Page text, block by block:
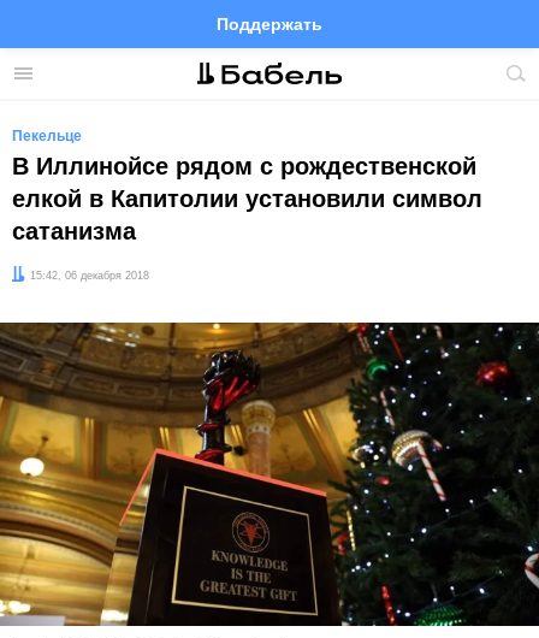
Меню
Поддержать
FacebookTelegramTwitter
Пекельце
В Иллинойсе рядом с рождественской
елкой в Капитолии установили символ
сатанизма
Дата:15:42, 06 декабря 2018